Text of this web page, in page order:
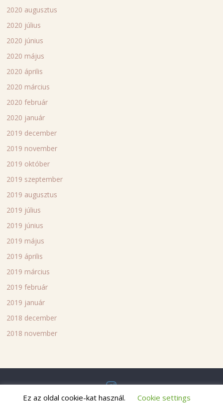
2020 augusztus
2020 július
2020 június
2020 május
2020 április
2020 március
2020 február
2020 január
2019 december
2019 november
2019 október
2019 szeptember
2019 augusztus
2019 július
2019 június
2019 május
2019 április
2019 március
2019 február
2019 január
2018 december
2018 november
Copyright © 2018Bettina's blog . All rights reserved.
Ez az oldal cookie-kat használ. Cookie settings